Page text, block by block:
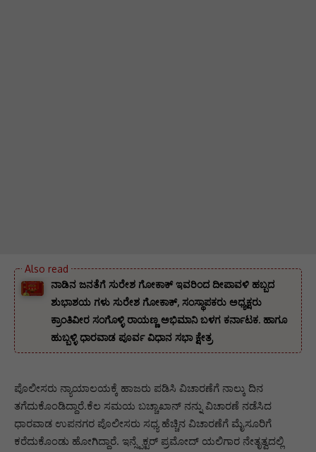
ನಾಡಿನ ಜನತೆಗೆ ಸುರೇಶ ಗೋಕಾಕ್ ಇವರಿಂದ ದೀಪಾವಳಿ ಹಬ್ಬದ
ಶುಭಾಶಯ ಗಳು ಸುರೇಶ ಗೋಕಾಕ್, ಸಂಸ್ಥಾಪಕರು ಅಧ್ಯಕ್ಷರು
ಕ್ರಾಂತಿವೀರ ಸಂಗೊಳ್ಳಿ ರಾಯಣ್ಣ ಅಭಿಮಾನಿ ಬಳಗ ಕರ್ನಾಟಕ. ‌ಹಾಗೂ
ಹುಬ್ಬಳ್ಳಿ ಧಾರವಾಡ ಪೂರ್ವ ವಿಧಾನ ಸಭಾ ಕ್ಷೇತ್ರ
ಪೊಲೀಸರು ನ್ಯಾಯಾಲಯಕ್ಕೆ ಹಾಜರು ಪಡಿಸಿ ವಿಚಾರಣೆಗೆ ನಾಲ್ಕು ದಿನ
ತಗೆದುಕೊಂಡಿದ್ದಾರೆ.ಕೆಲ ಸಮಯ ಬಚ್ಚಾಖಾನ್ ನನ್ನು ವಿಚಾರಣೆ ನಡೆಸಿದ
ಧಾರವಾಡ ಉಪನಗರ ಪೊಲೀಸರು ಸಧ್ಯ ಹೆಚ್ಚಿನ ವಿಚಾರಣೆಗೆ ಮೈಸೂರಿಗೆ
ಕರೆದುಕೊಂಡು ಹೋಗಿದ್ದಾರೆ. ಇನ್ಸ್ಪೆಕ್ಟರ್ ಪ್ರಮೋದ್ ಯಲಿಗಾರ ನೇತೃತ್ವದಲ್ಲಿ